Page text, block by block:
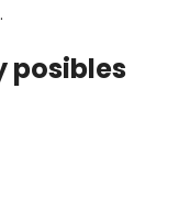
posibles